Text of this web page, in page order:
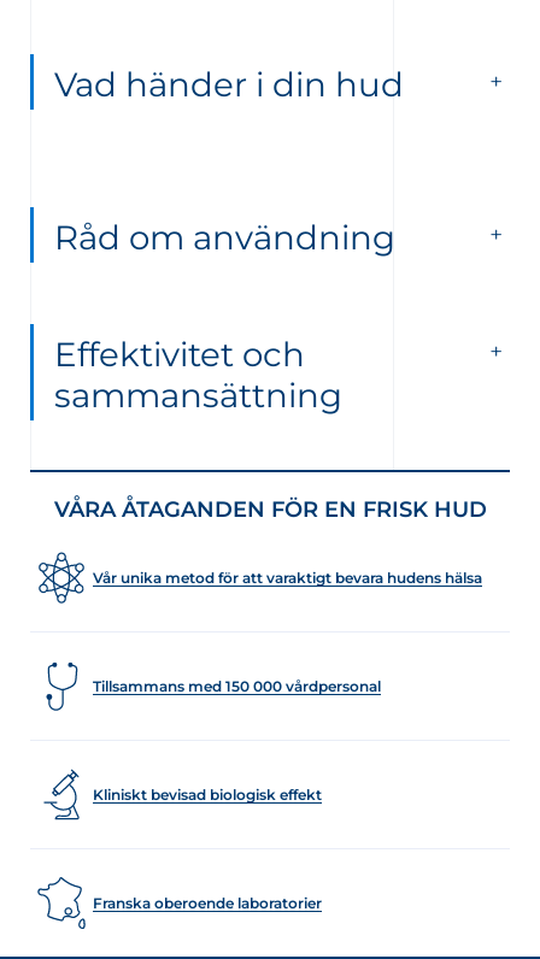
Vad händer i din hud
Råd om användning
Effektivitet och
sammansättning
VÅRA ÅTAGANDEN FÖR EN FRISK HUD
Vår unika metod för att varaktigt bevara hudens hälsa
Tillsammans med 150 000 vårdpersonal
Kliniskt bevisad biologisk effekt
Franska oberoende laboratorier